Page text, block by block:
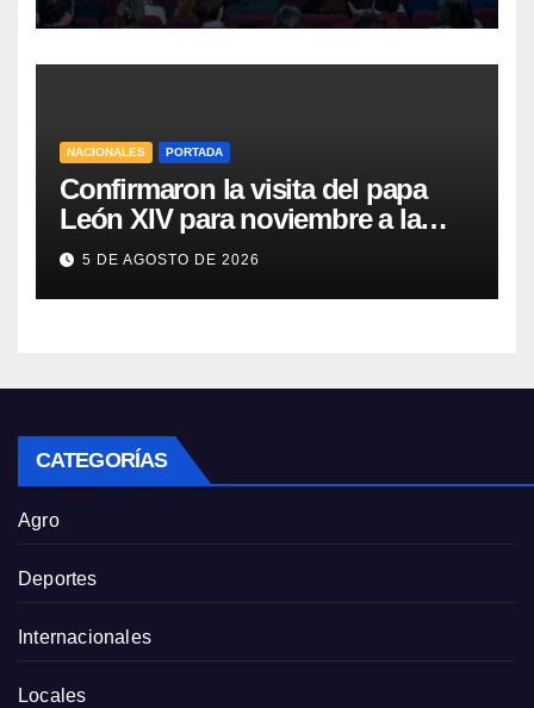
NACIONALES PORTADA
Confirmaron la visita del papa
León XIV para noviembre a la
Argentina
5 DE AGOSTO DE 2026
CATEGORÍAS
Agro
Deportes
Internacionales
Locales